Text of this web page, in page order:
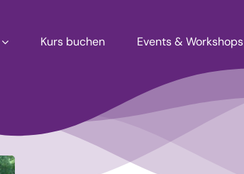
Kurs buchen Events & Workshops